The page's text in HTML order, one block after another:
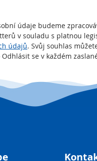
údaje budeme
v souladu s platnou
údajů. Svůj souhlas
se v každém